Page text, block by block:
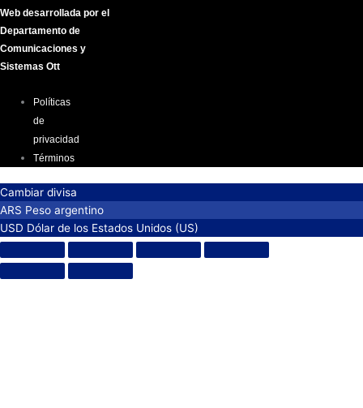
Web desarrollada por el
Departamento de
Comunicaciones y
Sistemas Ott
Políticas
de
privacidad
Términos
Cambiar divisa
ARS Peso argentino
USD Dólar de los Estados Unidos (US)